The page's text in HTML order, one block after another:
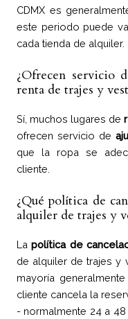
CDMX es
este periodo puede
cada tienda de alquiler.
¿Ofrecen servicio
renta de trajes y
Sí, muchos lugares de
ofrecen servicio de
que la ropa se
cliente.
¿Qué política de
alquiler de trajes y
Lapolítica de
de alquiler de trajes y
mayoría
cliente cancela la
- normalmente 24 a